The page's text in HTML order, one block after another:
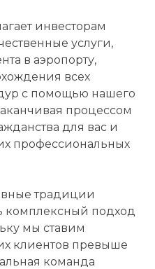
инвесторам
услуги,
в аэропорту,
всех
с помощью нашего
процессом
для вас и
профессиональных
традиции
комплексный подход
мы ставим
клиентов превыше
команда